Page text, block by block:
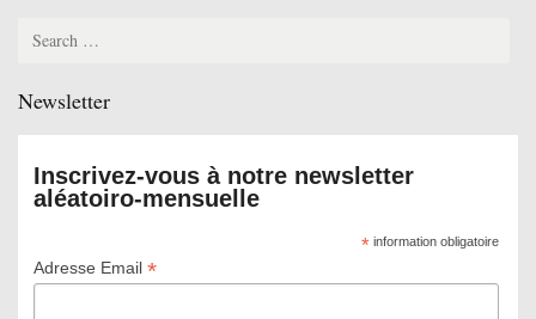
Newsletter
Inscrivez-vous à notre newsletter
aléatoiro-mensuelle
*information obligatoire
Adresse Email *